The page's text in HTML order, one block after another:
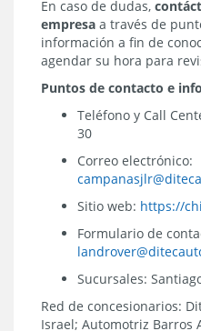
En caso de dudas,
empresa a través de
información a fin de
agendar su hora para
Puntos de contacto e
Teléfono y Call
30
Correo electrónico:
Sitio web: https://
Formulario de
Sucursales:
Red de concesionarios:
Israel; Automotriz Barros